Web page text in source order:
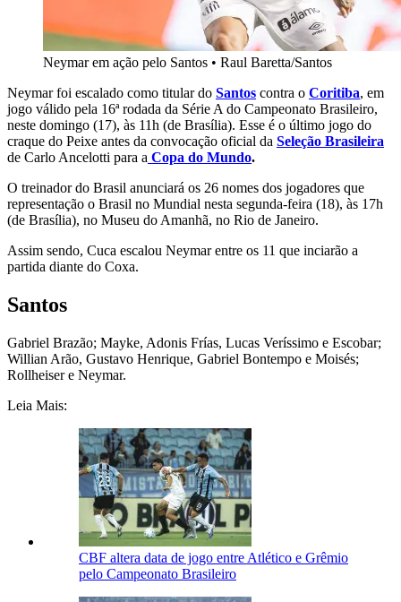
Neymar em ação pelo Santos • Raul Baretta/Santos
Neymar foi escalado como titular do Santos contra o Coritiba, em
jogo válido pela 16ª rodada da Série A do Campeonato Brasileiro,
neste domingo (17), às 11h (de Brasília). Esse é o último jogo do
craque do Peixe antes da convocação oficial da Seleção Brasileira
de Carlo Ancelotti para a Copa do Mundo.
O treinador do Brasil anunciará os 26 nomes dos jogadores que
representação o Brasil no Mundial nesta segunda-feira (18), às 17h
(de Brasília), no Museu do Amanhã, no Rio de Janeiro.
Assim sendo, Cuca escalou Neymar entre os 11 que inciarão a
partida diante do Coxa.
Santos
Gabriel Brazão; Mayke, Adonis Frías, Lucas Veríssimo e Escobar;
Willian Arão, Gustavo Henrique, Gabriel Bontempo e Moisés;
Rollheiser e Neymar.
Leia Mais:
CBF altera data de jogo entre Atlético e Grêmio
pelo Campeonato Brasileiro